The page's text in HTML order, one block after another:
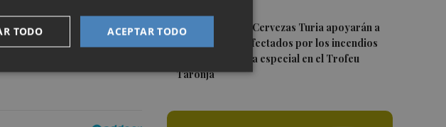
5El Valencia CF y Cervezas Turia apoyarán a
los hosteleros afectados por los incendios
con una iniciativa especial en el Trofeu
Taronja
están en el color
de sus referencias.ACEPTAR TODO
TODO